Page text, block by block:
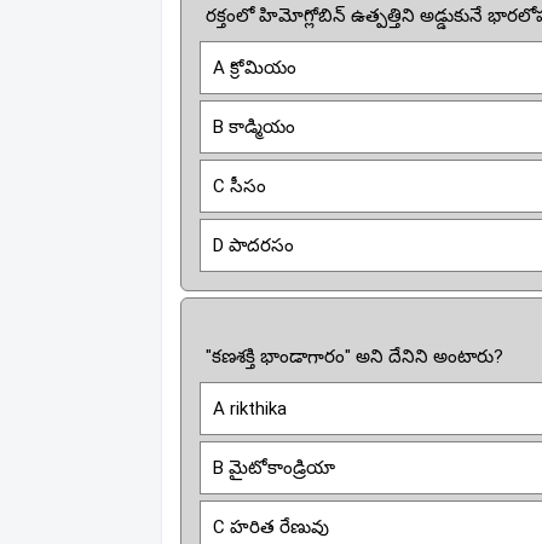
రక్తంలో హిమోగ్లోబిన్ ఉత్పత్తిని అడ్డుకునే
A క్రోమియం
B కాడ్మియం
C సీసం
D పాదరసం
"కణశక్తి భాండాగారం" అని దేనిని అంటారు?
A rikthika
B మైటోకాండ్రియా
C హరిత రేణువు